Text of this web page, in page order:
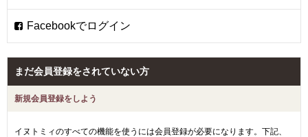
まだ会員登録をされていない方
新規会員登録をしよう
イヌトミィのすべての機能を使うには会員登録が必要になります。下記、